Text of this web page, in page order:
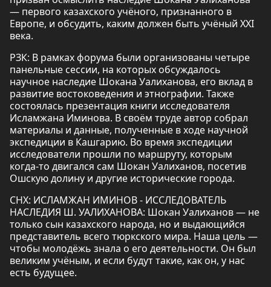
— первого казахского учёного, признанного в
Европе, и обсудить, каким должен быть учёный XXI
века.
РЗК: В рамках форума были организованы четыре
панельные сессии, на которых обсуждалось
научное наследие Шокана Уалиханова, его вклад в
развитие востоковедения и этнографии. Также
состоялась презентация книги исследователя
Исламжана Иминова. В своём труде автор собрал
материалы и данные, полученные в ходе научной
экспедиции в Кашгарию. Во время экспедиции
исследователи прошли по маршруту, которым
когда-то двигался сам Шокан Уалиханов, посетив
Ошскую долину и другие исторические города.
СНХ: ИСЛАМЖАН ИМИНОВ - ИССЛЕДОВАТЕЛЬ
НАСЛЕДИЯ Ш. УАЛИХАНОВА: Шокан Уалиханов — не
только сын казахского народа, но и выдающийся
представитель всего тюркского мира. Наша цель —
чтобы молодёжь знала о его деятельности. Он был
великим учёным, и если будут такие, как он, у нас
есть будущее.